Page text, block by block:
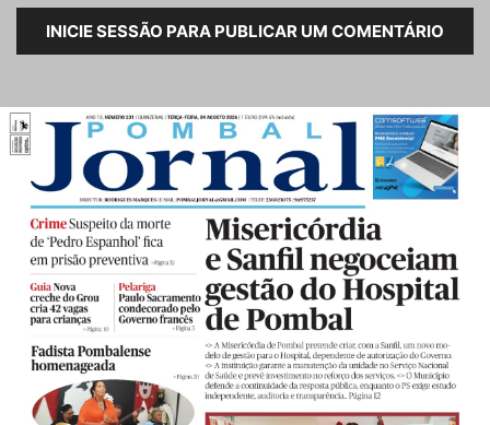
INICIE SESSÃO PARA PUBLICAR UM COMENTÁRIO